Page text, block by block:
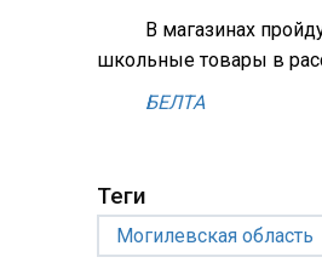
В магазинах
школьные товары в
БЕЛТА
Теги
Могилевская область